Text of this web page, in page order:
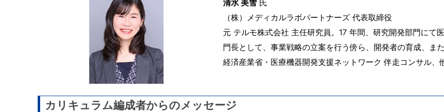
清水 美雪氏
（株）メディカルラボパートナーズ 代表取締役
元 テルモ株式会社 主任研究員。17 年間、研究開発部門にて
門長として、事業戦略の立案を行う傍ら、開発者の育成、ま
経済産業省・医療機器開発支援ネットワーク 伴走コンサル、
カリキュラム編成者からのメッセージ